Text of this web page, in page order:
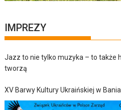
IMPREZY
Jazz to nie tylko muzyka – to także
tworzą
XV Barwy Kultury Ukraińskiej w